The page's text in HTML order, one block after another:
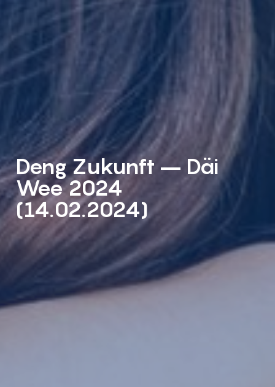
Deng Zukunft – Däi
Wee 2024
(14.02.2024)